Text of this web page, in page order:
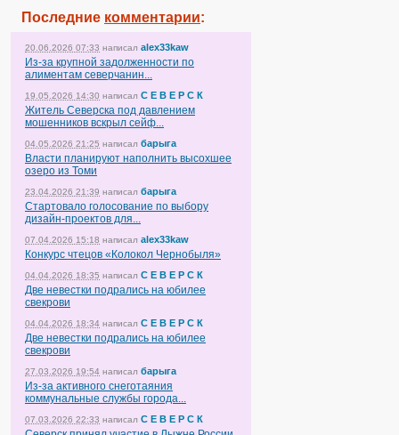
Последние комментарии:
20.06.2026 07:33 написал alex33kaw
Из-за крупной задолженности по
алиментам северчанин...
19.05.2026 14:30 написал С Е В Е Р С К
Житель Северска под давлением
мошенников вскрыл сейф...
04.05.2026 21:25 написал барыга
Власти планируют наполнить высохшее
озеро из Томи
23.04.2026 21:39 написал барыга
Стартовало голосование по выбору
дизайн-проектов для...
07.04.2026 15:18 написал alex33kaw
Конкурс чтецов «Колокол Чернобыля»
04.04.2026 18:35 написал С Е В Е Р С К
Две невестки подрались на юбилее
свекрови
04.04.2026 18:34 написал С Е В Е Р С К
Две невестки подрались на юбилее
свекрови
27.03.2026 19:54 написал барыга
Из-за активного снеготаяния
коммунальные службы города...
07.03.2026 22:33 написал С Е В Е Р С К